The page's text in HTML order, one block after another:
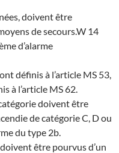
doivent être
de secours.W 14
d’alarme
définis à l’article MS 53,
à l’article MS 62.
doivent être
de catégorie C, D ou
du type 2b.
être pourvus d’un